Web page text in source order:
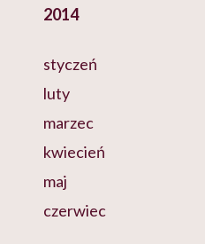
2014
styczeń
luty
marzec
kwiecień
maj
czerwiec